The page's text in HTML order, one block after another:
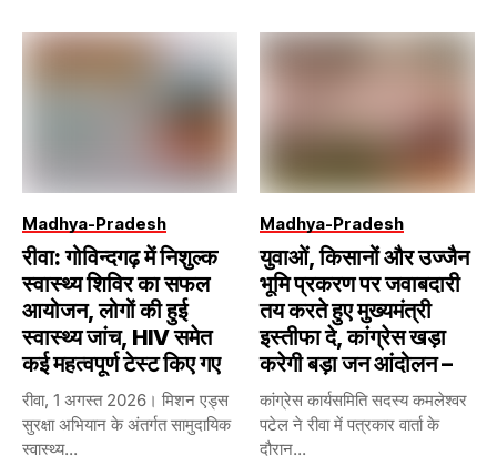
Madhya-Pradesh
रीवा: गोविन्दगढ़ में निशुल्क
स्वास्थ्य शिविर का सफल
आयोजन, लोगों की हुई
स्वास्थ्य जांच, HIV समेत
कई महत्वपूर्ण टेस्ट किए गए
रीवा, 1 अगस्त 2026। मिशन एड्स
सुरक्षा अभियान के अंतर्गत सामुदायिक
स्वास्थ्य...
Madhya-Pradesh
युवाओं, किसानों और उज्जैन
भूमि प्रकरण पर जवाबदारी
तय करते हुए मुख्यमंत्री
इस्तीफा दे, कांग्रेस खड़ा
करेगी बड़ा जन आंदोलन –
कांग्रेस कार्यसमिति सदस्य कमलेश्वर
पटेल ने रीवा में पत्रकार वार्ता के
दौरान...